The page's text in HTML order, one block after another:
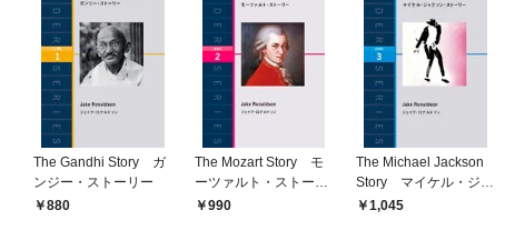
The Gandhi Story ガ
ンジー・ストーリー
880
The Mozart Story モ
ーツァルト・ストーリ
ー990
The Michael Jackson
Story マイケル・ジャ
クソン・ストーリー
1,045